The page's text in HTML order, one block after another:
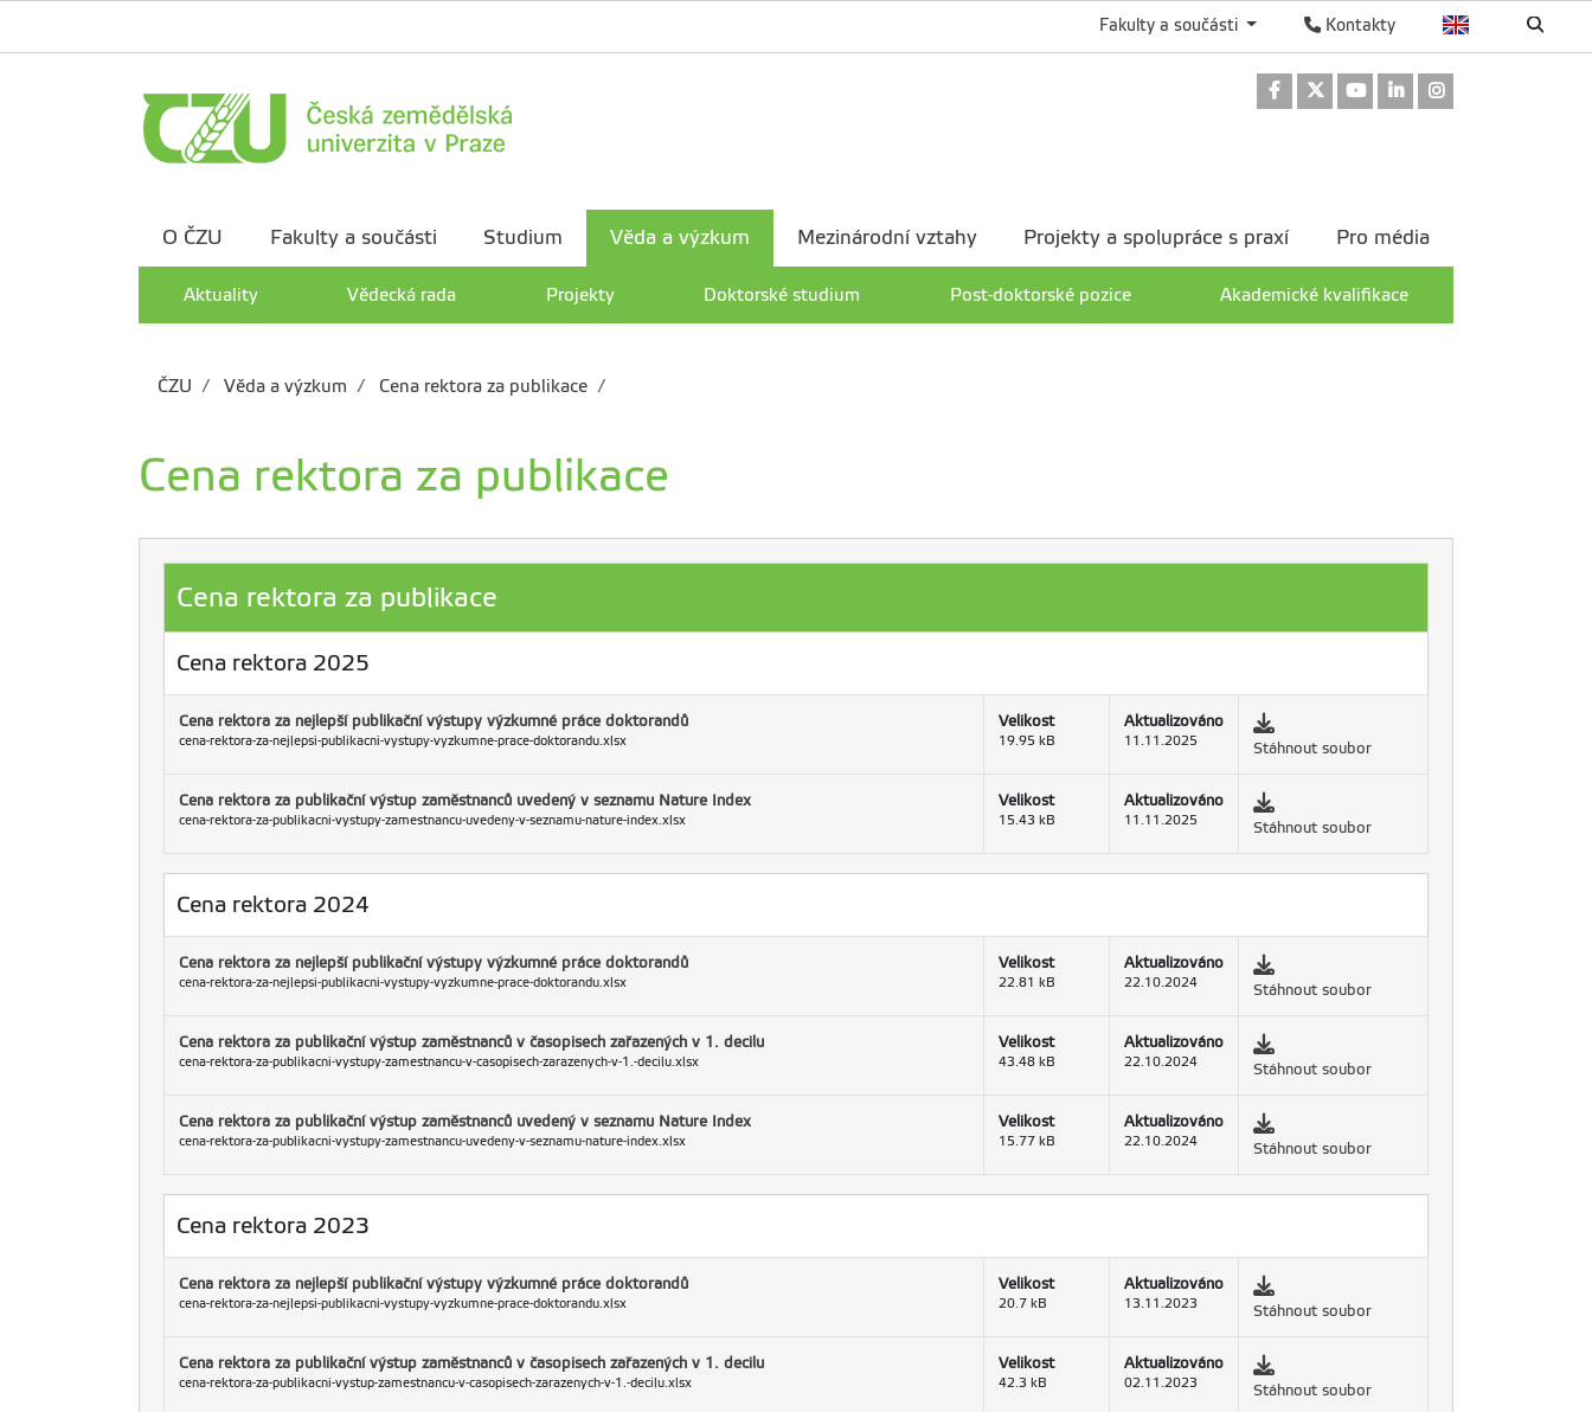
Kontakty
Fakulty a součásti
Odkaz na Facebook
Odkaz na Twitter
Odkaz na Youtube
Odkaz na LinkedIn
O ČZU Fakulty a součásti Studium Věda a výzkum
Aktuality Vědecká rada Projekty Doktorské studium Post-doktorské pozice Akademické kvalifikace
Mezinárodní vztahy Projekty a spolupráce s praxí Pro média
ČZU Věda a výzkum Cena rektora za publikace
Cena rektora za publikace
Cena rektora za publikace
Cena rektora 2025
Cena rektora za nejlepší publikační výstupy výzkumné práce doktorandů
cena-rektora-za-nejlepsi-publikacni-vystupy-vyzkumne-prace-doktorandu.xlsx
Velikost
19.95 kB
Aktualizováno
11.11.2025 Stáhnout soubor
Cena rektora za publikační výstup zaměstnanců uvedený v seznamu Nature Index
cena-rektora-za-publikacni-vystupy-zamestnancu-uvedeny-v-seznamu-nature-index.xlsx
Velikost
15.43 kB
Aktualizováno
11.11.2025 Stáhnout soubor
Cena rektora 2024
Cena rektora za nejlepší publikační výstupy výzkumné práce doktorandů
cena-rektora-za-nejlepsi-publikacni-vystupy-vyzkumne-prace-doktorandu.xlsx
Velikost
22.81 kB
Aktualizováno
22.10.2024 Stáhnout soubor
Cena rektora za publikační výstup zaměstnanců v časopisech zařazených v 1. decilu
cena-rektora-za-publikacni-vystupy-zamestnancu-v-casopisech-zarazenych-v-1.-decilu.xlsx
Velikost
43.48 kB
Aktualizováno
22.10.2024 Stáhnout soubor
Cena rektora za publikační výstup zaměstnanců uvedený v seznamu Nature Index
cena-rektora-za-publikacni-vystupy-zamestnancu-uvedeny-v-seznamu-nature-index.xlsx
Velikost
15.77 kB
Aktualizováno
22.10.2024 Stáhnout soubor
Cena rektora 2023
Cena rektora za nejlepší publikační výstupy výzkumné práce doktorandů
cena-rektora-za-nejlepsi-publikacni-vystupy-vyzkumne-prace-doktorandu.xlsx
Velikost
20.7 kB
Aktualizováno
13.11.2023 Stáhnout soubor
Cena rektora za publikační výstup zaměstnanců v časopisech zařazených v 1. decilu
cena-rektora-za-publikacni-vystup-zamestnancu-v-casopisech-zarazenych-v-1.-decilu.xlsx
Velikost
42.3 kB
Aktualizováno
02.11.2023 Stáhnout soubor